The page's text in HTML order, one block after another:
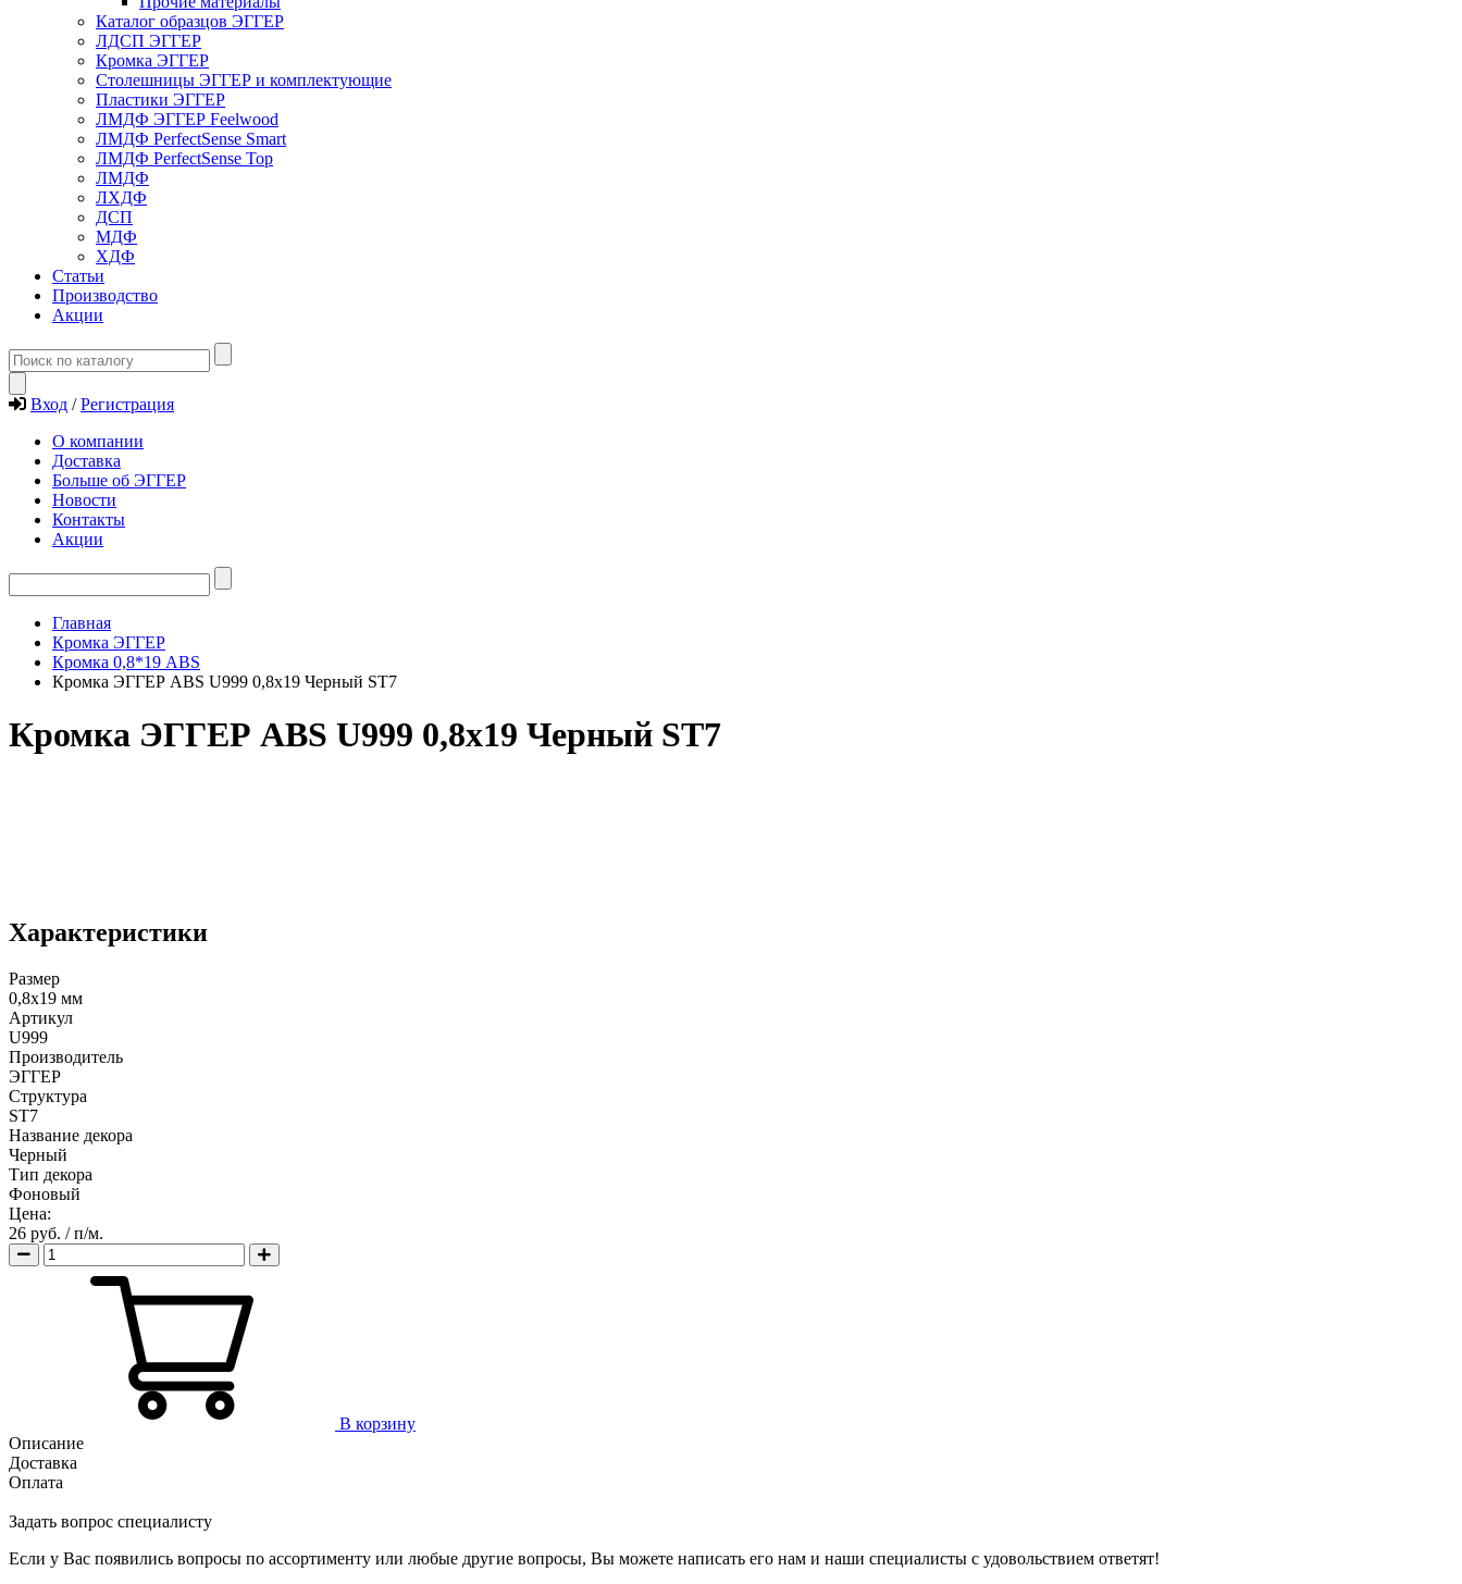
Каталог образцов ЭГГЕР
ЛДСП ЭГГЕР
Кромка ЭГГЕР
Столешницы ЭГГЕР и комплектующие
Пластики ЭГГЕР
ЛМДФ ЭГГЕР Feelwood
ЛМДФ PerfectSense Smart
ЛМДФ PerfectSense Top
ЛМДФ
ЛХДФ
ДСП
МДФ
ХДФ
Статьи
Производство
Акции
Вход / Регистрация
О компании
Доставка
Больше об ЭГГЕР
Новости
Контакты
Акции
Главная
Кромка ЭГГЕР
Кромка 0,8*19 ABS
Кромка ЭГГЕР ABS U999 0,8х19 Черный ST7
Кромка ЭГГЕР ABS U999 0,8х19 Черный ST7
Характеристики
Размер
0,8х19 мм
Артикул
U999
Производитель
ЭГГЕР
Структура
ST7
Название декора
Черный
Тип декора
Фоновый
Цена:
26 руб. / п/м.
В корзину
Описание
Доставка
Оплата
Задать вопрос специалисту
Если у Вас появились вопросы по ассортименту или любые другие вопросы, Вы можете написать его нам и наши специалисты с удовольствием ответят!